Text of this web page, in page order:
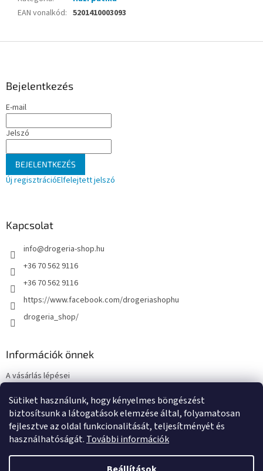
Sütiket használunk, hogy kényelmes böngészést
biztosítsunk a látogatások elemzése által, folyamatosan
fejlesztve az oldal funkcionalitását, teljesítményét és
használhatóságát. További információk
EAN vonalkód: 5201410003093
Bejelentkezés
E-mail
Jelszó
BEJELENTKEZÉS
Új regisztrációElfelejtett jelszó
Kapcsolat
info@drogeria-shop.hu
+36 70 562 9116
+36 70 562 9116
https://www.facebook.com/drogeriashophu
drogeria_shop/
Információk önnek
A vásárlás lépései
Adatkezelési tájékoztató
Elérhetőségek